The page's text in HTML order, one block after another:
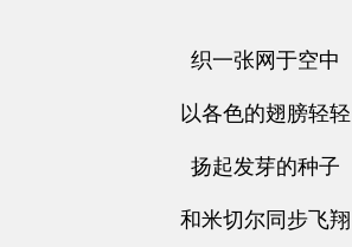
织一张网于空中
以各色的翅膀轻轻
扬起发芽的种子
和米切尔同步飞翔